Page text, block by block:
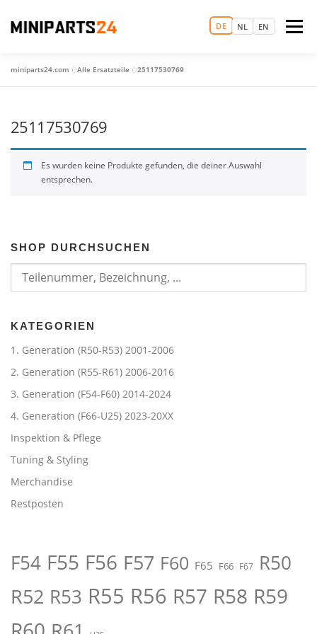
DE NL EN
Inhalt
springen
Menü
TERMIN VEREINBAREN
GEBRAUCHTWAGEN
miniparts24.com »Alle Ersatzteile »25117530769
25117530769
Es wurden keine Produkte gefunden, die deiner Auswahl
entsprechen.
SHOP DURCHSUCHEN
KATEGORIEN
1. Generation (R50-R53) 2001-2006
2. Generation (R55-R61) 2006-2016
3. Generation (F54-F60) 2014-2024
4. Generation (F66-U25) 2023-20XX
Inspektion & Pflege
Tuning & Styling
Merchandise
Restposten
F54 F55 F56 F57 F60 F65 F66 F67 R50
R52 R53 R55 R56 R57 R58 R59